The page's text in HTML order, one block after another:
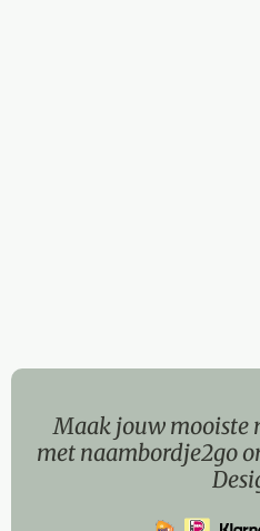
Maak jouw mooiste
met naambordje2go